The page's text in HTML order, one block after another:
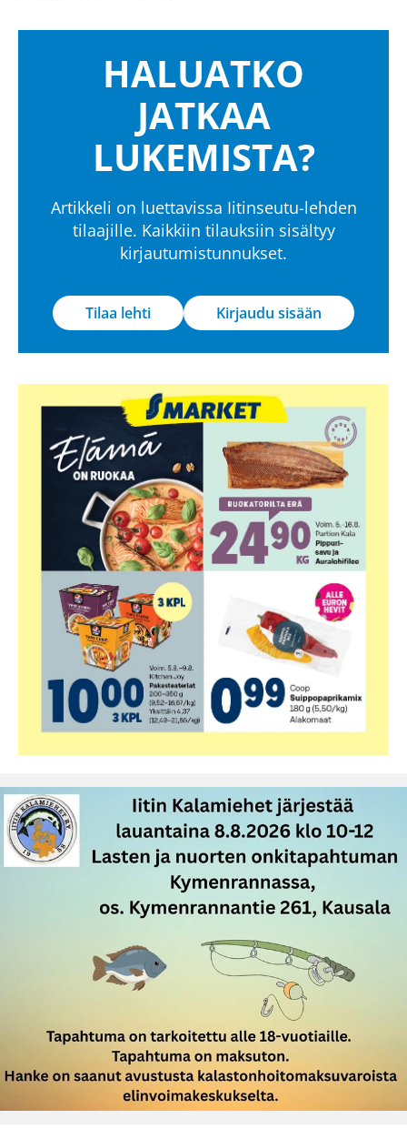
HALUATKO
JATKAA
LUKEMISTA?
Artikkeli on luettavissa Iitinseutu-lehden
tilaajille. Kaikkiin tilauksiin sisältyy
kirjautumistunnukset.
Tilaa lehti Kirjaudu sisään